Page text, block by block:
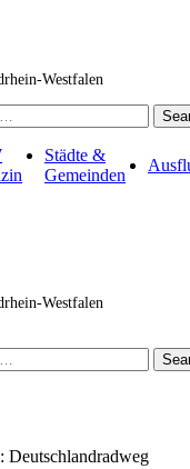
Westfalen
Städte &
Gemeinden
Westfalen
Deutschlandradweg